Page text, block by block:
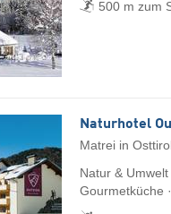
500 m zum
Naturhotel
Matrei in
Natur & Umwelt
Gourmetküche